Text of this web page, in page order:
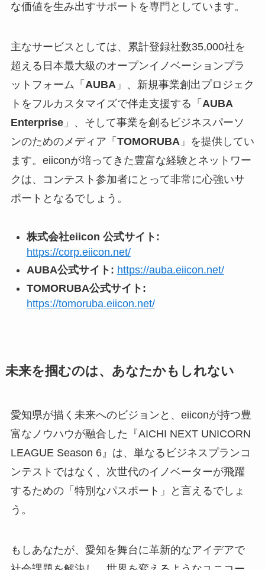
な価値を生み出すサポートを専門としています。
主なサービスとしては、累計登録社数35,000社を
超える日本最大級のオープンイノベーションプラ
ットフォーム「 AUBA」、新規事業創出プロジェク
トをフルカスタマイズで伴走支援する「 AUBA
Enterprise」、そして事業を創るビジネスパーソ
ンのためのメディア「 TOMORUBA」を提供してい
ます。eiiconが培ってきた豊富な経験とネットワー
クは、コンテスト参加者にとって非常に心強いサ
ポートとなるでしょう。
株式会社eiicon 公式サイト:
https://corp.eiicon.net/
AUBA公式サイト: https://auba.eiicon.net/
TOMORUBA公式サイト:
https://tomoruba.eiicon.net/
未来を掴むのは、あなたかもしれない
愛知県が描く未来へのビジョンと、eiiconが持つ豊
富なノウハウが融合した『AICHI NEXT UNICORN
LEAGUE Season 6』は、単なるビジネスプランコ
ンテストではなく、次世代のイノベーターが飛躍
するための「特別なパスポート」と言えるでしょ
う。
もしあなたが、愛知を舞台に革新的なアイデアで